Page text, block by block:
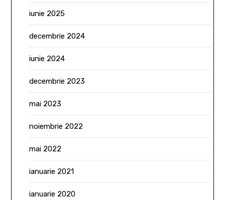
iunie 2025
decembrie 2024
iunie 2024
decembrie 2023
mai 2023
noiembrie 2022
mai 2022
ianuarie 2021
ianuarie 2020